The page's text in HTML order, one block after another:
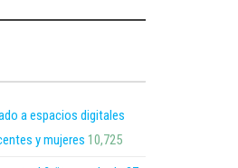
a espacios digitales
y mujeres 10,725